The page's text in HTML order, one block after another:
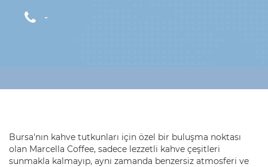
-
Bursa'nın kahve tutkunları için özel bir buluşma noktası
olan Marcella Coffee, sadece lezzetli kahve çeşitleri
sunmakla kalmayıp, aynı zamanda benzersiz atmosferi ve